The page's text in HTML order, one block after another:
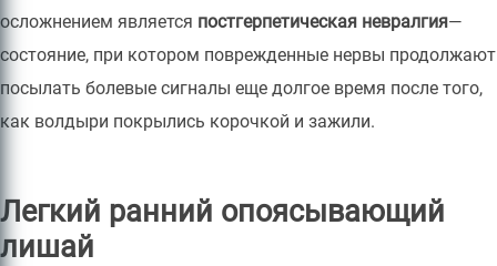
осложнением является постгерпетическая невралгия—
состояние, при котором поврежденные нервы продолжают
посылать болевые сигналы еще долгое время после того,
как волдыри покрылись корочкой и зажили.
Легкий ранний опоясывающий
лишай